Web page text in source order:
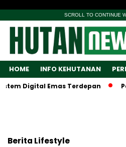
SCROLL TO CONTINUE
HOME INFO KEHUTANAN
Digital Emas Terdepan
Berita Lifestyle